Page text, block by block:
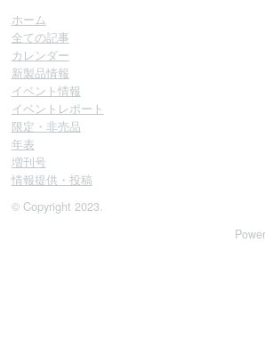
ホーム
全ての記事
カレンダー
新製品情報
イベント情報
イベントレポート
限定・非売品
年表
増刊号
情報提供・投稿
© Copyright 2023.